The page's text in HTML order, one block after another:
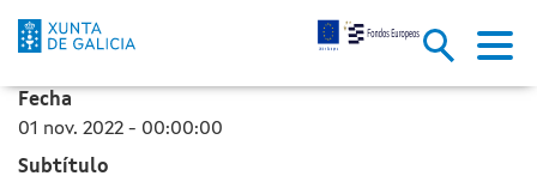
A Xunta adxudica por preto de
Skip to Main Content
Fecha
01 nov. 2022 - 00:00:00
Subtítulo